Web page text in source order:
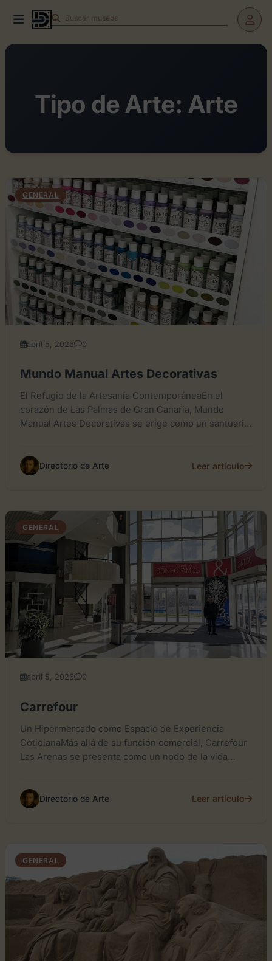
Buscar teatros
Tipo de Arte: Arte
GENERAL
abril 5, 2026 0
Mundo Manual Artes Decorativas
El Refugio de la Artesanía ContemporáneaEn el
corazón de Las Palmas de Gran Canaria, Mundo
Manual Artes Decorativas se erige como un santuario
Directorio de Arte Leer artículo
GENERAL
abril 5, 2026 0
Carrefour
Un Hipermercado como Espacio de Experiencia
CotidianaMás allá de su función comercial, Carrefour
Las Arenas se presenta como un nodo de la vida
Directorio de Arte Leer artículo
GENERAL